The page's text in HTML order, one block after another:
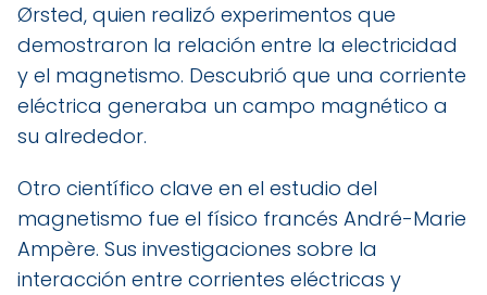
Ørsted, quien realizó experimentos que
demostraron la relación entre la electricidad
y el magnetismo. Descubrió que una corriente
eléctrica generaba un campo magnético a
su alrededor.
Otro científico clave en el estudio del
magnetismo fue el físico francés André-Marie
Ampère. Sus investigaciones sobre la
interacción entre corrientes eléctricas y